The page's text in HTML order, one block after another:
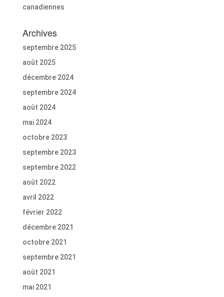
canadiennes
Archives
septembre 2025
août 2025
décembre 2024
septembre 2024
août 2024
mai 2024
octobre 2023
septembre 2023
septembre 2022
août 2022
avril 2022
février 2022
décembre 2021
octobre 2021
septembre 2021
août 2021
mai 2021